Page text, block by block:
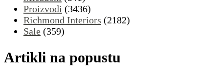
Proizvodi (3436)
Richmond Interiors (2182)
Sale (359)
Artikli na popustu